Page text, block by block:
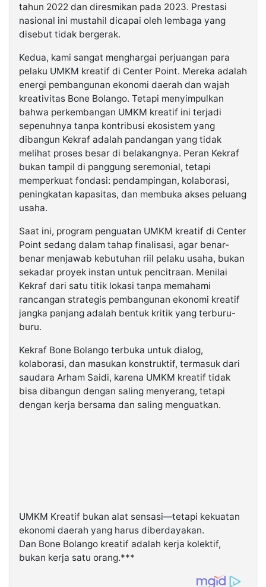
tahun 2022 dan diresmikan pada 2023. Prestasi
nasional ini mustahil dicapai oleh lembaga yang
disebut tidak bergerak.
Kedua, kami sangat menghargai perjuangan para
pelaku UMKM kreatif di Center Point. Mereka adalah
energi pembangunan ekonomi daerah dan wajah
kreativitas Bone Bolango. Tetapi menyimpulkan
bahwa perkembangan UMKM kreatif ini terjadi
sepenuhnya tanpa kontribusi ekosistem yang
dibangun Kekraf adalah pandangan yang tidak
melihat proses besar di belakangnya. Peran Kekraf
bukan tampil di panggung seremonial, tetapi
memperkuat fondasi: pendampingan, kolaborasi,
peningkatan kapasitas, dan membuka akses peluang
usaha.
Saat ini, program penguatan UMKM kreatif di Center
Point sedang dalam tahap finalisasi, agar benar-
benar menjawab kebutuhan riil pelaku usaha, bukan
sekadar proyek instan untuk pencitraan. Menilai
Kekraf dari satu titik lokasi tanpa memahami
rancangan strategis pembangunan ekonomi kreatif
jangka panjang adalah bentuk kritik yang terburu-
buru.
Kekraf Bone Bolango terbuka untuk dialog,
kolaborasi, dan masukan konstruktif, termasuk dari
saudara Arham Saidi, karena UMKM kreatif tidak
bisa dibangun dengan saling menyerang, tetapi
dengan kerja bersama dan saling menguatkan.
UMKM Kreatif bukan alat sensasi—tetapi kekuatan
ekonomi daerah yang harus diberdayakan.
Dan Bone Bolango kreatif adalah kerja kolektif,
bukan kerja satu orang.***